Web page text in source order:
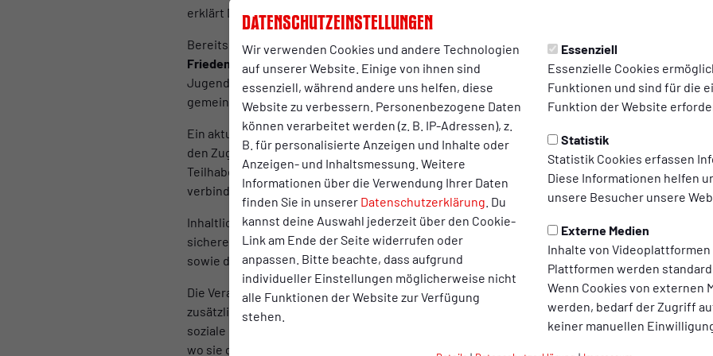
Datenschutzeinstellungen
Wir verwenden Cookies und andere Technologien
auf unserer Website. Einige von ihnen sind
essenziell, während andere uns helfen, diese
Website zu verbessern. Personenbezogene Daten
können verarbeitet werden (z. B. IP-Adressen), z.
B. für personalisierte Anzeigen und Inhalte oder
Anzeigen- und Inhaltsmessung. Weitere
Informationen über die Verwendung Ihrer Daten
finden Sie in unserer Datenschutzerklärung . Du
kannst deine Auswahl jederzeit über den Cookie-
Link am Ende der Seite widerrufen oder
anpassen. Bitte beachte, dass aufgrund
individueller Einstellungen möglicherweise nicht
alle Funktionen der Website zur Verfügung
stehen.
Essenziell
Essenzielle Cookies
Funktionen und sind für die
Funktion der Website
Statistik
Statistik Cookies erfassen
Diese Informationen helfen
unsere Besucher unsere
Externe Medien
Inhalte von Videoplattformen
Plattformen werden
Wenn Cookies von externen
werden, bedarf der Zugriff
keiner manuellen
erklärt Daniel Pyszny.
Bereits heute engagiert sich die Rot-Weiße Ader in unterschiedlichen Bereichen. Unterstützt
Friedensdorf Oberhausen,die Tafel Oberhausen ,Förderschulen
, soziale Einrichtungen
Jugendliche und Familien. Ein enger strategischer Partner ist dabeiKiJuTe – Kinder, Jugend
gemeinsam Bildungs- und Teilhabeprojekte umgesetzt werden.
Ein aktuelles Beispiel für dieses Engagement ist der1904-Youth-Pass . Das Projekt
den Zugang zu Freizeit-, Bildungs- und Sportangeboten und schafft gleichzeitig neue
Teilhabe. Der Youth-Pass steht stellvertretend für den Anspruch der Rot-Weißen Ader, soziale
verbindenden Kraft des Sports zu verknüpfen.
Inhaltlich konzentriert sich die Rot-Weiße Ader auf vier zentrale Handlungsfelder: die
sicheren Aufwachsens von Kindern und Jugendlichen, Vielfalt und gesellschaftliche
sowie den verantwortungsvollen Umgang mit Natur und Umwelt.
Die Verantwortlichen verstehen die Vereinsgründung ausdrücklich als Startpunkt für
zusätzliche Projekte entstehen, neue Partner gewonnen und bestehende Kooperationen
soziale Netzwerk rund um Rot-Weiß Oberhausen kontinuierlich zu erweitern und nachhaltige
wo sie gebraucht wird.